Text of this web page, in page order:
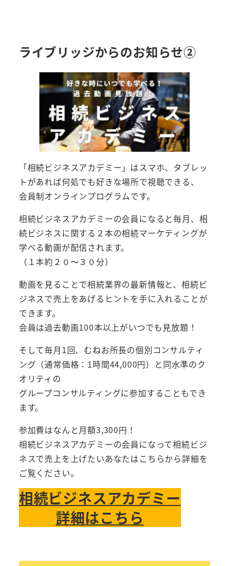
ライブリッジからのお知らせ②
「相続ビジネスアカデミー」はスマホ、タブレッ
トがあれば何処でも好きな場所で視聴できる、
会員制オンラインプログラムです。
相続ビジネスアカデミーの会員になると毎月、相
続ビジネスに関する２本の相続マーケティングが
学べる動画が配信されます。
（１本約２０〜３０分）
動画を見ることで相続業界の最新情報と、相続ビ
ジネスで売上をあげるヒントを手に入れることが
できます。
会員は過去動画100本以上がいつでも見放題！
そして毎月1回、むねお所長の個別コンサルティ
ング（通常価格：1時間44,000円）と同水準のク
オリティの
グループコンサルティングに参加することもでき
ます。
参加費はなんと月額3,300円！
相続ビジネスアカデミーの会員になって相続ビジ
ネスで売上を上げたいあなたはこちらから詳細を
ご覧ください。
相続ビジネスアカデミー
詳細はこちら